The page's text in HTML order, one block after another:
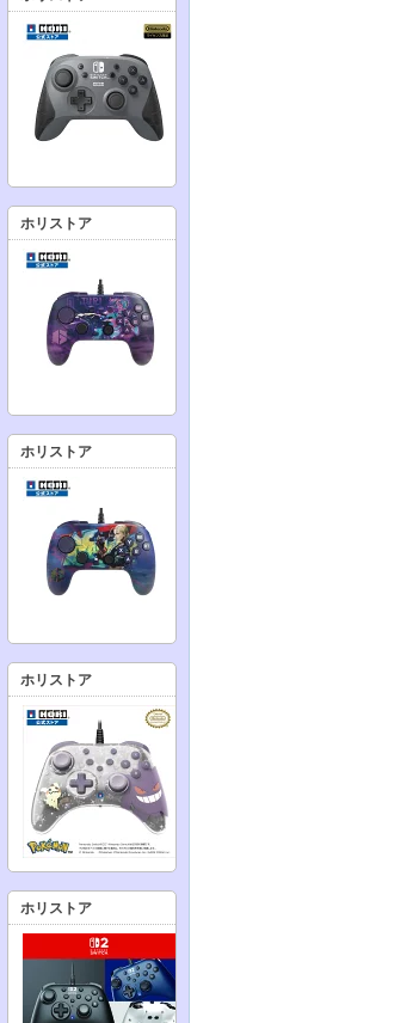
ホリストア
ホリストア
ホリストア
ホリストア